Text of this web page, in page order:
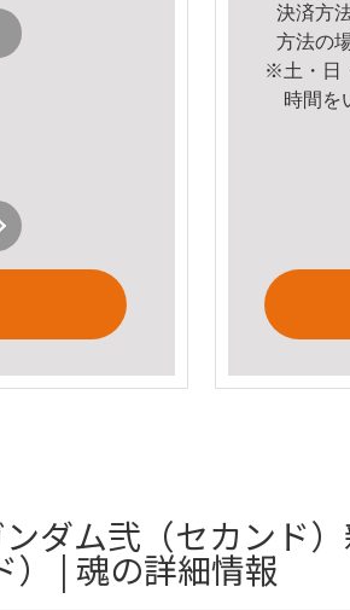
決済方
方法の
※土・日
時間を
ダム弐（セカンド
| 魂の詳細情報